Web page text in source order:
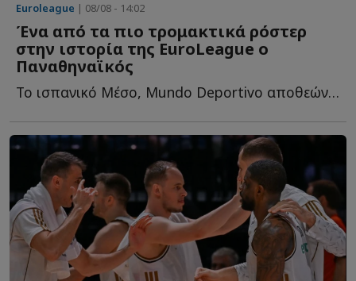
Euroleague | 08/08 - 14:02
Ένα από τα πιο τρομακτικά ρόστερ
στην ιστορία της EuroLeague ο
Παναθηναϊκός
Το ισπανικό Μέσο, Mundo Deportivo αποθεώνει το ρόστερ του «...